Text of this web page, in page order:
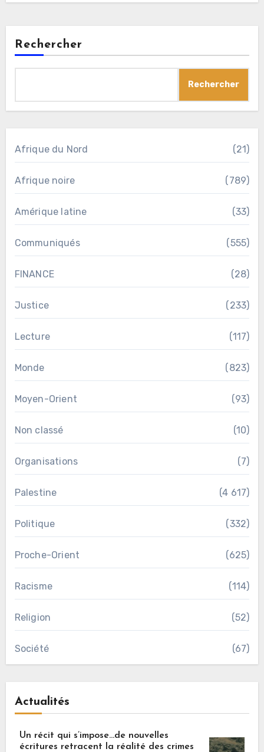
Rechercher
Rechercher
Afrique du Nord (21)
Afrique noire (789)
Amérique latine (33)
Communiqués (555)
FINANCE (28)
Justice (233)
Lecture (117)
Monde (823)
Moyen-Orient (93)
Non classé (10)
Organisations (7)
Palestine (4 617)
Politique (332)
Proche-Orient (625)
Racisme (114)
Religion (52)
Société (67)
Actualités
Un récit qui s’impose…de nouvelles
écritures retracent la réalité des crimes